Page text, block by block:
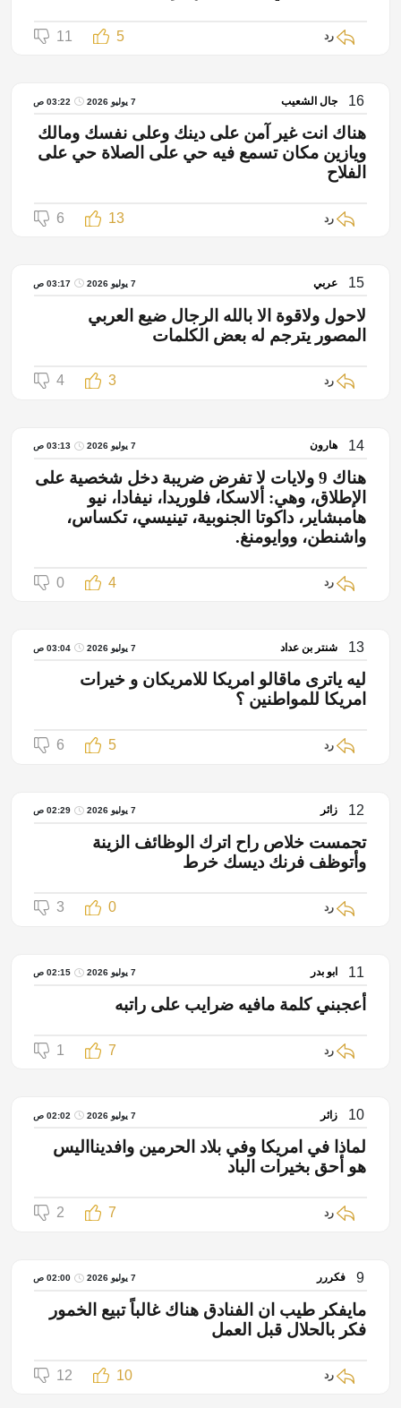
رد 5
11
16 جال الشعيب 7 يوليو 2026 03:22 ص
هناك انت غير آمن على دينك وعلى نفسك ومالك
ويازين مكان تسمع فيه حي على الصلاة حي على
الفلاح
رد 13
6
15 عربي 7 يوليو 2026 03:17 ص
لاحول ولاقوة الا بالله الرجال ضيع العربي
المصور يترجم له بعض الكلمات
رد 3
4
14 هارون 7 يوليو 2026 03:13 ص
هناك 9 ولايات لا تفرض ضريبة دخل شخصية على
الإطلاق، وهي: ألاسكا، فلوريدا، نيفادا، نيو
هامبشاير، داكوتا الجنوبية، تينيسي، تكساس،
واشنطن، ووايومنغ.
رد 4
0
13 شنتر بن عداد 7 يوليو 2026 03:04 ص
ليه ياترى ماقالو امريكا للامريكان و خيرات
امريكا للمواطنين ؟
رد 5
6
12 زائر 7 يوليو 2026 02:29 ص
تحمست خلاص راح اترك الوظائف الزينة
وأتوظف فرنك ديسك خرط
رد 0
3
11 ابو بدر 7 يوليو 2026 02:15 ص
أعجبني كلمة مافيه ضرايب على راتبه
رد 7
1
10 زائر 7 يوليو 2026 02:02 ص
لماذا في امريكا وفي بلاد الحرمين وافدينااليس
هو أحق بخيرات الباد
رد 7
2
9 فكررر 7 يوليو 2026 02:00 ص
مايفكر طيب ان الفنادق هناك غالباً تبيع الخمور
فكر بالحلال قبل العمل
رد 10
12